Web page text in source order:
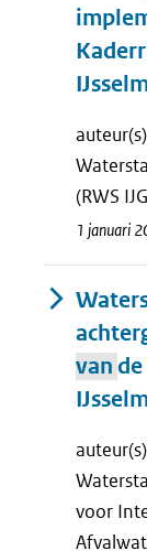
(RWS
1 januari
van
voor